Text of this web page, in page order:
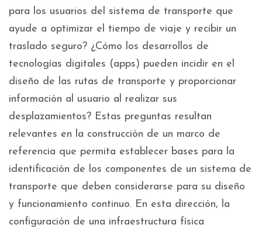
para los usuarios del sistema de transporte que
ayude a optimizar el tiempo de viaje y recibir un
traslado seguro? ¿Cómo los desarrollos de
tecnologías digitales (apps) pueden incidir en el
diseño de las rutas de transporte y proporcionar
información al usuario al realizar sus
desplazamientos? Estas preguntas resultan
relevantes en la construcción de un marco de
referencia que permita establecer bases para la
identificación de los componentes de un sistema de
transporte que deben considerarse para su diseño
y funcionamiento continuo. En esta dirección, la
configuración de una infraestructura física